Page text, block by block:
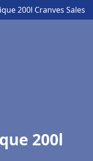
200l Cranves Sales
200l